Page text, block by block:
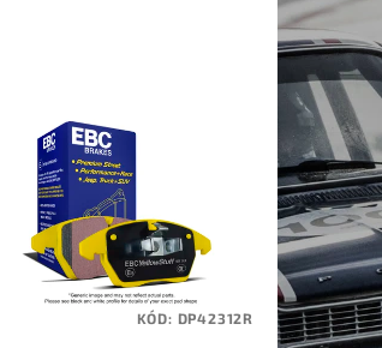
KÓD: DP42312R